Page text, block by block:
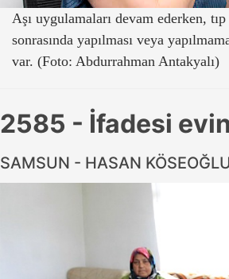
Aşı uygulamaları devam ederken,
sonrasında yapılması veya
var. (Foto: Abdurrahman Antakyalı)
2585 - İfadesi
SAMSUN - HASAN